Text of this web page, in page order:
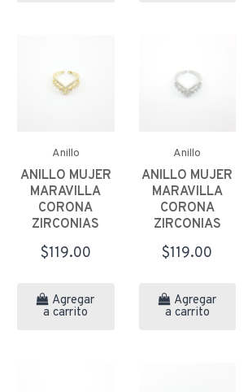
Anillo
ANILLO MUJER
MARAVILLA
CORONA
ZIRCONIAS
$119.00
Agregar
a carrito
Anillo
ANILLO MUJER
MARAVILLA
CORONA
ZIRCONIAS
$119.00
Agregar
a carrito